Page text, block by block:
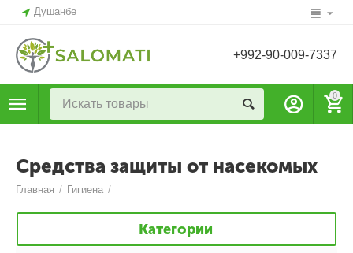
Душанбе
+992-90-009-7337
0
Средства защиты от насекомых
Главная / Гигиена /
Категории